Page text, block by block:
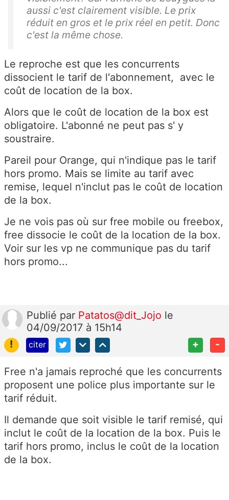
aussi c'est clairement visible. Le prix
réduit en gros et le prix réel en petit. Donc
c'est la même chose.
Le reproche est que les concurrents
dissocient le tarif de l'abonnement, avec le
coût de location de la box.
Alors que le coût de location de la box est
obligatoire. L'abonné ne peut pas s' y
soustraire.
Pareil pour Orange, qui n'indique pas le tarif
hors promo. Mais se limite au tarif avec
remise, lequel n'inclut pas le coût de location
de la box.
Je ne vois pas où sur free mobile ou freebox,
free dissocie le coût de la location de la box.
Voir sur les vp ne communique pas du tarif
hors promo...
Publié par Patatos@dit_Jojo le
04/09/2017 à 15h14
!
citer + -
Free n'a jamais reproché que les concurrents
proposent une police plus importante sur le
tarif réduit.
Il demande que soit visible le tarif remisé, qui
inclut le coût de la location de la box. Puis le
tarif hors promo, inclus le coût de la location
de la box.